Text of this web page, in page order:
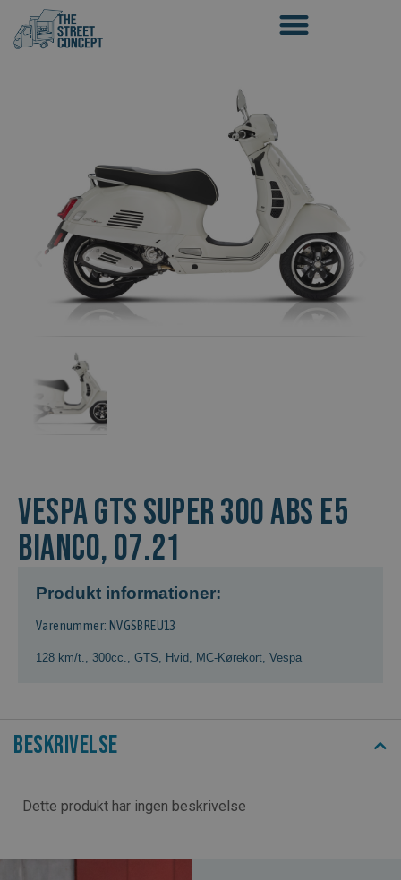
VESPA GTS SUPER 300 ABS E5
BIANCO, 07.21
Produkt informationer:
Varenummer: NVGSBREU13
128 km/t. 300cc. GTS Hvid MC-Kørekort Vespa
Beskrivelse
Dette produkt har ingen beskrivelse